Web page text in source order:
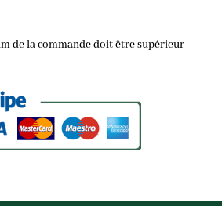
de la commande doit être supérieur